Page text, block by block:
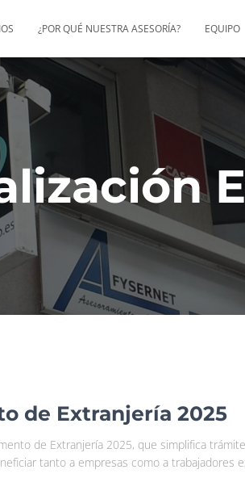
¿POR QUÉ NUESTRA ASESORÍA? EQUIPO
de Extranjería 2025
de Extranjería 2025, que simplifica
tanto a empresas como a trabajadores